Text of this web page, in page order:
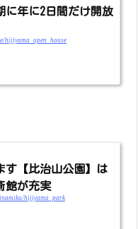
に年に2日間だけ開放
hijiyama_open_house
す【比治山公園】は
館が充実
hijiyama_park